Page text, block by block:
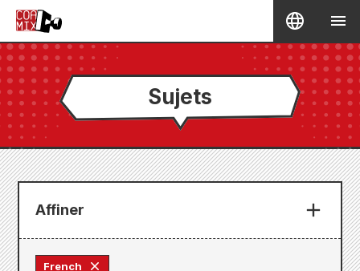
Sujets
Affiner
French